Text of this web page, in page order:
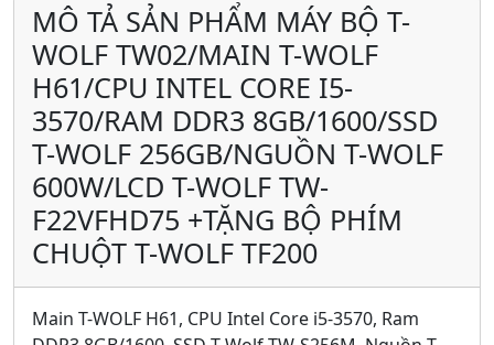
MÔ TẢ SẢN PHẨM MÁY BỘ T-
WOLF TW02/MAIN T-WOLF
H61/CPU INTEL CORE I5-
3570/RAM DDR3 8GB/1600/SSD
T-WOLF 256GB/NGUỒN T-WOLF
600W/LCD T-WOLF TW-
F22VFHD75 +TẶNG BỘ PHÍM
CHUỘT T-WOLF TF200
Main T-WOLF H61, CPU Intel Core i5-3570, Ram